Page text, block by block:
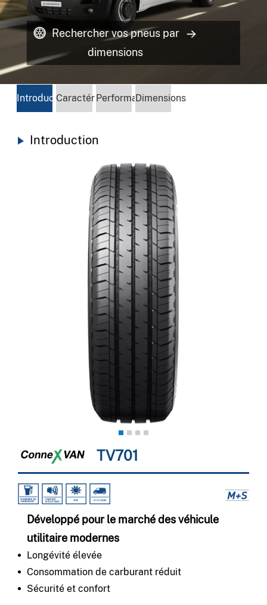
Rechercher vos pneus par
dimensions
IntroductionCaractéristiques
PerformancesDimensions
Introduction
TV701
Développé pour le marché des véhicule
utilitaire modernes
Longévité élevée
Consommation de carburant réduit
Sécurité et confort